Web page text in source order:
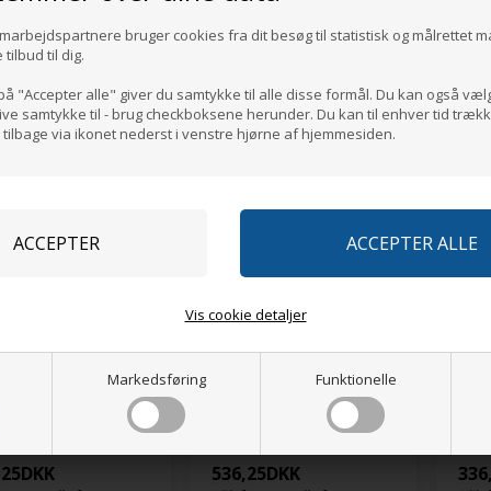
bruger cookies fra dit besøg til statistisk og målrettet
tilbud til dig.
"Accepter alle" giver du samtykke til alle disse formål. Du kan også
samtykke til - brug checkboksene herunder. Du kan til enhver tid
via ikonet nederst i venstre hjørne af hjemmesiden.
Markedsføring Funktionelle
Vis cookie detaljer
Skjorte
DKK
at se alle farver
336,25DKK
Klik for at se alle farver
Skjorte
DKK
MASCOT® Skjorte
536,25DKK